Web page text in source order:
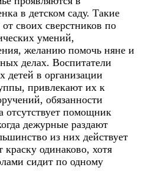
в детском саду. Такие
своих сверстников по
умений,
желанию помочь няне и
делах. Воспитатели
детей в организации
привлекают их к
обязанности
отсутствует помощник
дежурные раздают
из них действует
одинаково, хотя
сидит по одному